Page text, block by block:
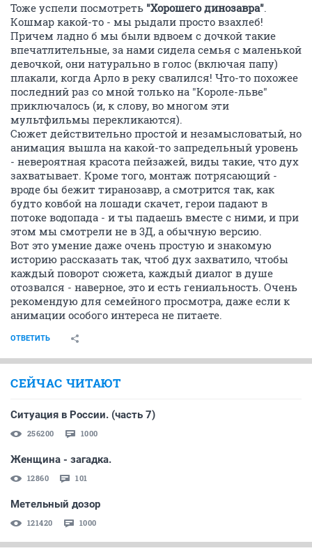
Тоже успели посмотреть "Хорошего динозавра".
Кошмар какой-то - мы рыдали просто взахлеб!
Причем ладно б мы были вдвоем с дочкой такие
впечатлительные, за нами сидела семья с маленькой
девочкой, они натурально в голос (включая папу)
плакали, когда Арло в реку свалился! Что-то похожее
последний раз со мной только на "Короле-льве"
приключалось (и, к слову, во многом эти
мультфильмы перекликаются).
Сюжет действительно простой и незамысловатый, но
анимация вышла на какой-то запредельный уровень
- невероятная красота пейзажей, виды такие, что дух
захватывает. Кроме того, монтаж потрясающий -
вроде бы бежит тиранозавр, а смотрится так, как
будто ковбой на лошади скачет, герои падают в
потоке водопада - и ты падаешь вместе с ними, и при
этом мы смотрели не в 3Д, а обычную версию.
Вот это умение даже очень простую и знакомую
историю рассказать так, чтоб дух захватило, чтобы
каждый поворот сюжета, каждый диалог в душе
отозвался - наверное, это и есть гениальность. Очень
рекомендую для семейного просмотра, даже если к
анимации особого интереса не питаете.
ОТВЕТИТЬ
СЕЙЧАС ЧИТАЮТ
Ситуация в России. (часть 7)
256200 1000
Женщина - загадка.
12860 101
Метельный дозор
121420 1000